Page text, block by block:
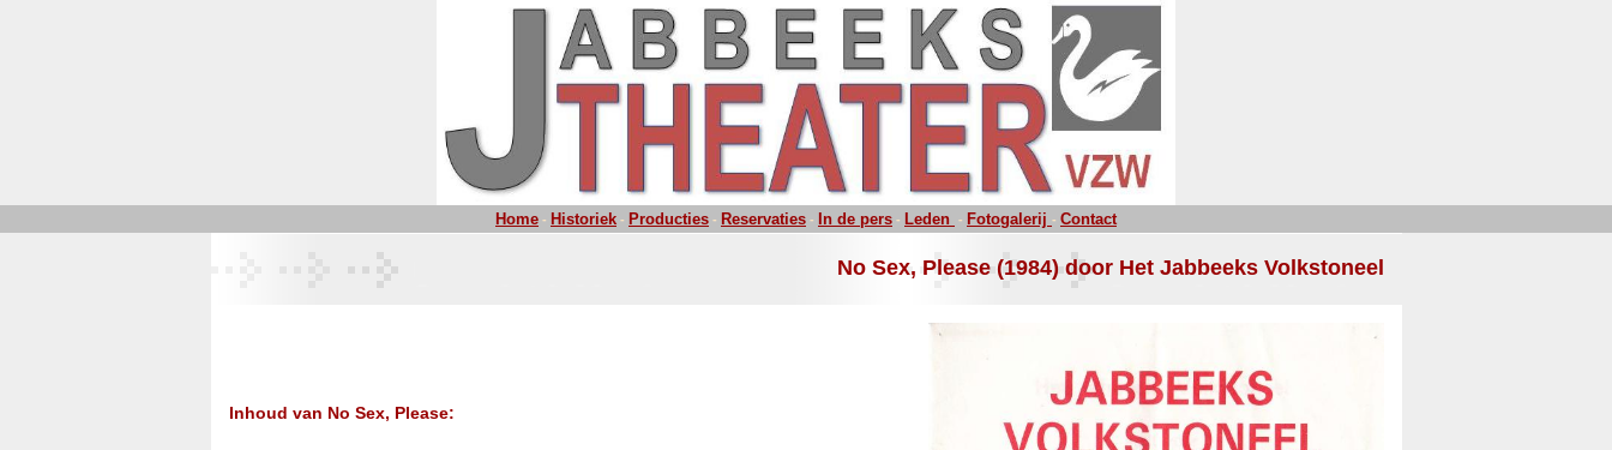
Home - Historiek - Producties - Reservaties - In de pers - Leden - Fotogalerij - Contact
No Sex, Please (1984) door Het Jabbeeks Volkstoneel
Inhoud van No Sex, Please: